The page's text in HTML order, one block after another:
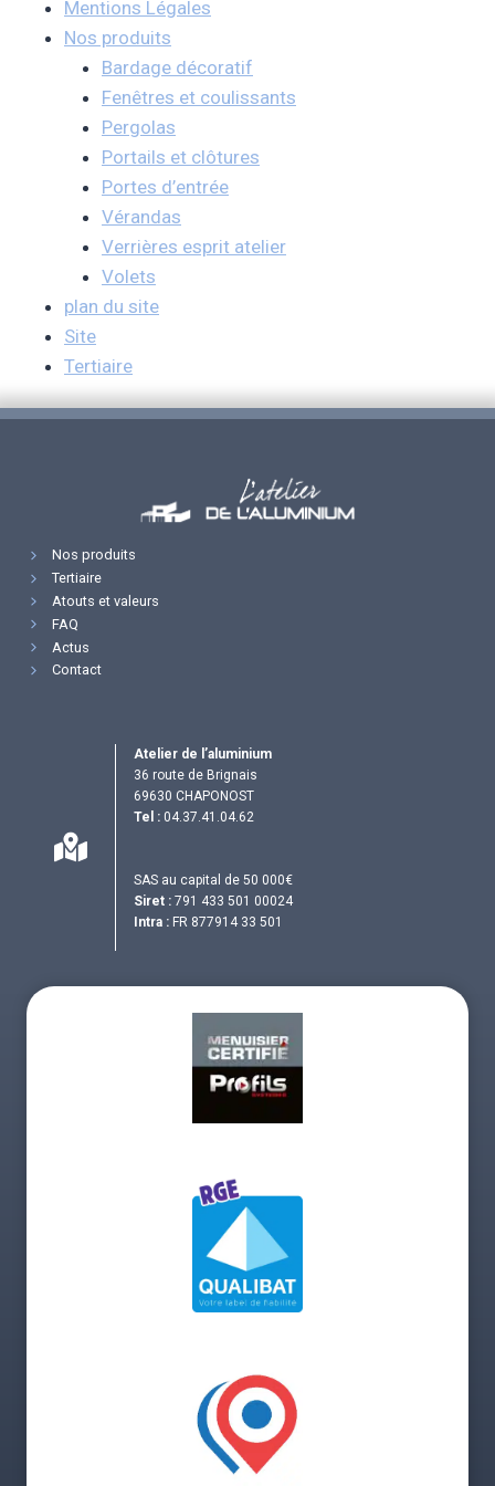
Mentions Légales
Nos produits
Bardage décoratif
Fenêtres et coulissants
Pergolas
Portails et clôtures
Portes d’entrée
Vérandas
Verrières esprit atelier
Volets
plan du site
Site
Tertiaire
Nos produits
Tertiaire
Atouts et valeurs
FAQ
Actus
Contact
Atelier de l’aluminium
36 route de Brignais
69630 CHAPONOST
Tel : 04.37.41.04.62
SAS au capital de 50 000€
Siret : 791 433 501 00024
Intra : FR 877914 33 501